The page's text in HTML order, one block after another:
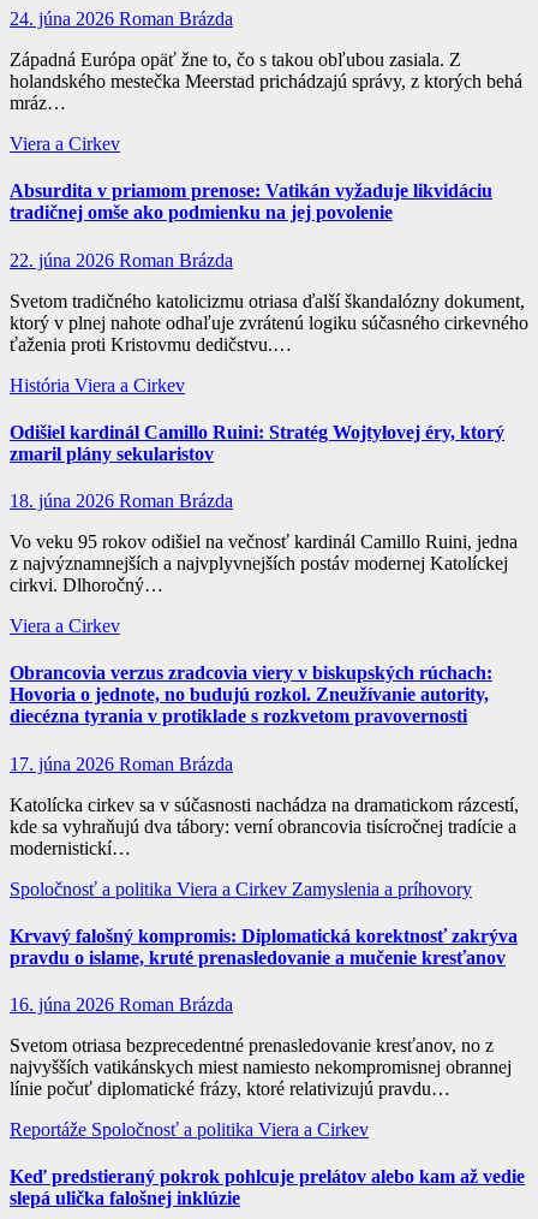
24. júna 2026 Roman Brázda
Západná Európa opäť žne to, čo s takou obľubou zasiala. Z
holandského mestečka Meerstad prichádzajú správy, z ktorých behá
mráz…
Viera a Cirkev
Absurdita v priamom prenose: Vatikán vyžaduje likvidáciu
tradičnej omše ako podmienku na jej povolenie
22. júna 2026 Roman Brázda
Svetom tradičného katolicizmu otriasa ďalší škandalózny dokument,
ktorý v plnej nahote odhaľuje zvrátenú logiku súčasného cirkevného
ťaženia proti Kristovmu dedičstvu.…
História Viera a Cirkev
Odišiel kardinál Camillo Ruini: Stratég Wojtyłovej éry, ktorý
zmaril plány sekularistov
18. júna 2026 Roman Brázda
Vo veku 95 rokov odišiel na večnosť kardinál Camillo Ruini, jedna
z najvýznamnejších a najvplyvnejších postáv modernej Katolíckej
cirkvi. Dlhoročný…
Viera a Cirkev
Obrancovia verzus zradcovia viery v biskupských rúchach:
Hovoria o jednote, no budujú rozkol. Zneužívanie autority,
diecézna tyrania v protiklade s rozkvetom pravovernosti
17. júna 2026 Roman Brázda
Katolícka cirkev sa v súčasnosti nachádza na dramatickom rázcestí,
kde sa vyhraňujú dva tábory: verní obrancovia tisícročnej tradície a
modernistickí…
Spoločnosť a politika Viera a Cirkev Zamyslenia a príhovory
Krvavý falošný kompromis: Diplomatická korektnosť zakrýva
pravdu o islame, kruté prenasledovanie a mučenie kresťanov
16. júna 2026 Roman Brázda
Svetom otriasa bezprecedentné prenasledovanie kresťanov, no z
najvyšších vatikánskych miest namiesto nekompromisnej obrannej
línie počuť diplomatické frázy, ktoré relativizujú pravdu…
Reportáže Spoločnosť a politika Viera a Cirkev
Keď predstieraný pokrok pohlcuje prelátov alebo kam až vedie
slepá ulička falošnej inklúzie